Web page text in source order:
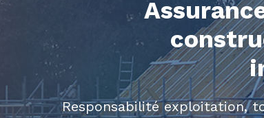
Responsabilité exploitation,